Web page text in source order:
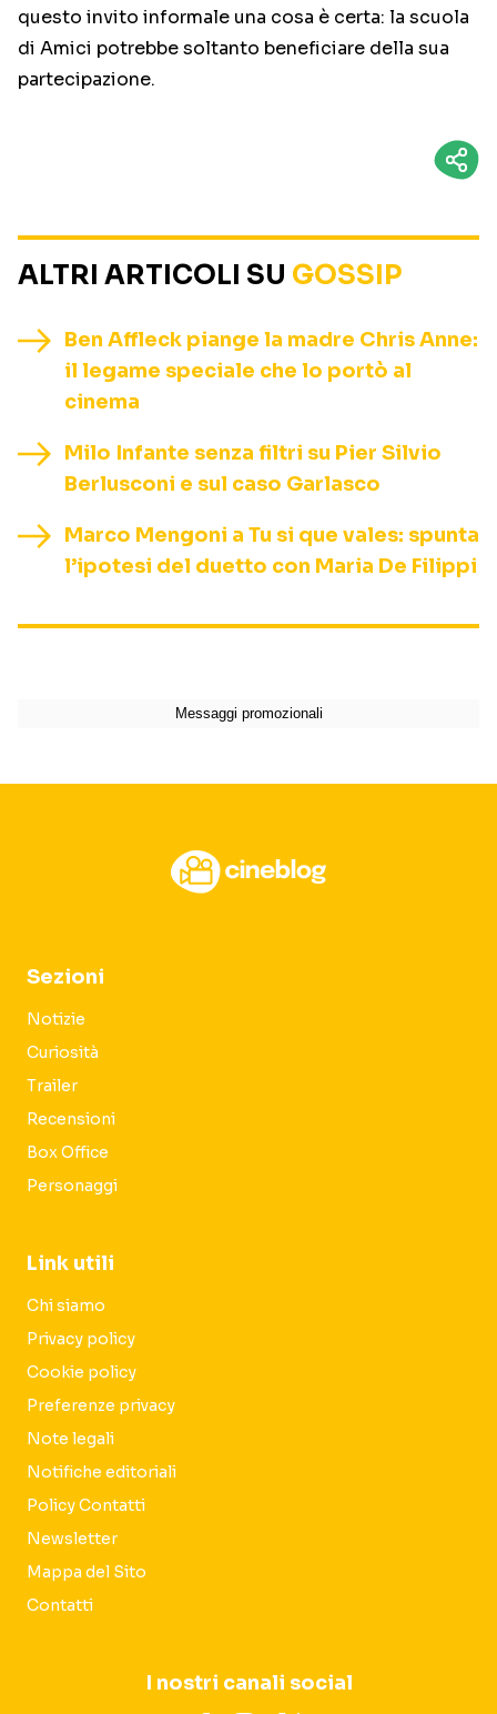
questo invito informale una cosa è certa: la scuola
di Amici potrebbe soltanto beneficiare della sua
partecipazione.
ALTRI ARTICOLI SU GOSSIP
Ben Affleck piange la madre Chris Anne:
il legame speciale che lo portò al
cinema
Milo Infante senza filtri su Pier Silvio
Berlusconi e sul caso Garlasco
Marco Mengoni a Tu si que vales: spunta
l’ipotesi del duetto con Maria De Filippi
Sezioni
Notizie
Curiosità
Trailer
Recensioni
Box Office
Personaggi
Link utili
Chi siamo
Privacy policy
Cookie policy
Preferenze privacy
Note legali
Notifiche editoriali
Policy Contatti
Newsletter
Mappa del Sito
Contatti
I nostri canali social